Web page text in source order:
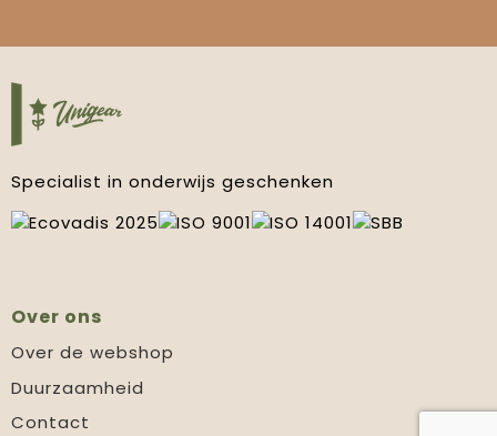
Specialist in onderwijs geschenken
Over ons
Over de webshop
Duurzaamheid
Contact